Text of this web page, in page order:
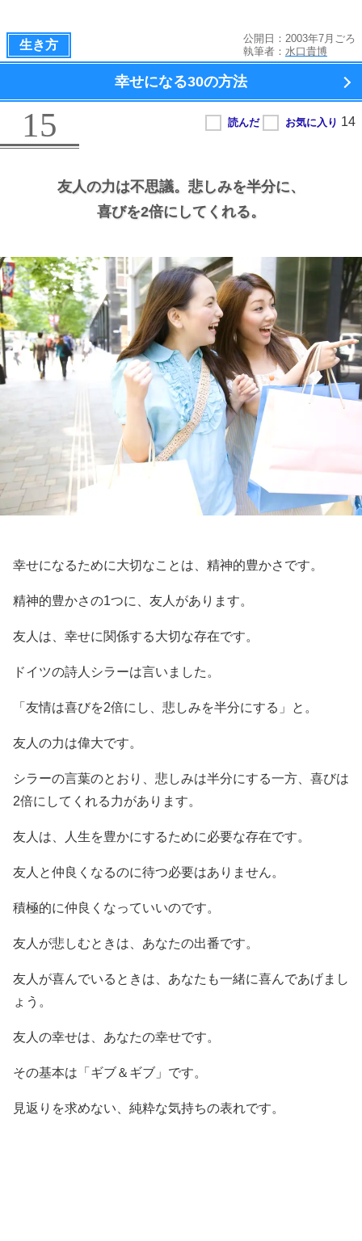
生き方
公開日：2003年7月ごろ
執筆者： 水口貴博
幸せになる30の方法
15
友人の力は不思議。 悲しみを半分に、
喜びを2倍にしてくれる。
幸せになるために大切なことは、精神的豊かさです。
精神的豊かさの1つに、友人があります。
友人は、幸せに関係する大切な存在です。
ドイツの詩人シラーは言いました。
「友情は喜びを2倍にし、悲しみを半分にする」と。
友人の力は偉大です。
シラーの言葉のとおり、悲しみは半分にする一方、喜びは
2倍にしてくれる力があります。
友人は、人生を豊かにするために必要な存在です。
友人と仲良くなるのに待つ必要はありません。
積極的に仲良くなっていいのです。
友人が悲しむときは、あなたの出番です。
友人が喜んでいるときは、あなたも一緒に喜んであげまし
ょう。
友人の幸せは、あなたの幸せです。
その基本は「ギブ＆ギブ」です。
見返りを求めない、純粋な気持ちの表れです。